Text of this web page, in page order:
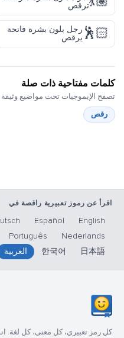
ترقص
🕺🏻 رجل بلون بشرة فاتحة
يرقص
كلمات مفتاحية ذات صلة
تصفح الإيموجيات تحت مواضيع وثيقة
رقص
اقرأ عن رموز تعبيرية راقصة في
English
Español
Nederlands
Português
日本語
한국어 العربية